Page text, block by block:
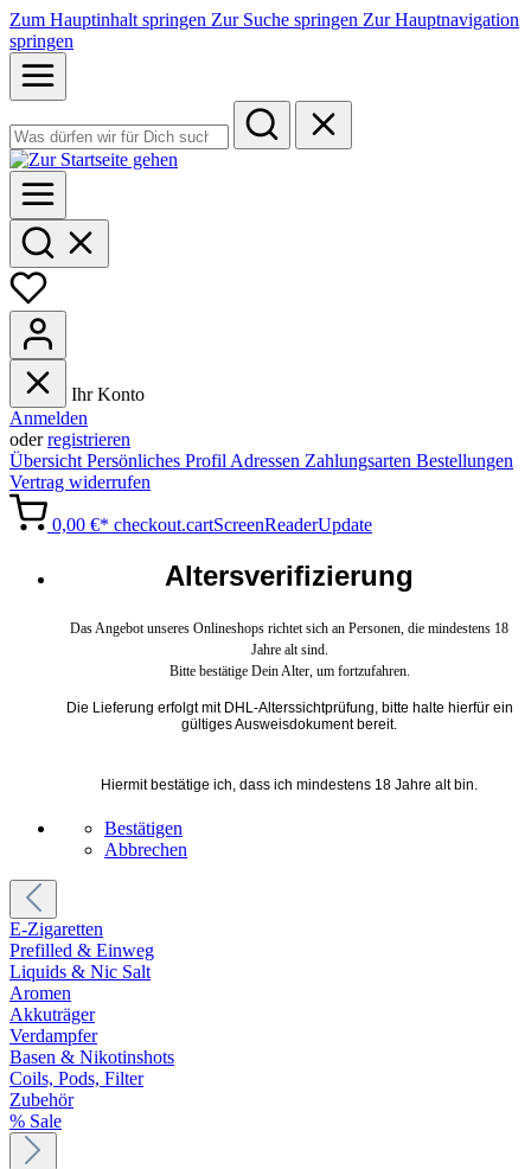
Zum Hauptinhalt springen Zur Suche springen Zur Hauptnavigation
springen
Ihr Konto
Anmelden
oderregistrieren
Übersicht Persönliches Profil Adressen Zahlungsarten Bestellungen
Vertrag widerrufen
0,00 €* checkout.cartScreenReaderUpdate
Altersverifizierung
Das Angebot unseres Onlineshops richtet sich an Personen, die mindestens 18
Jahre alt sind.
Bitte bestätige Dein Alter, um fortzufahren.
Die Lieferung erfolgt mit DHL-Alterssichtprüfung, bitte halte hierfür ein
gültiges Ausweisdokument bereit.
Hiermit bestätige ich, dass ich mindestens 18 Jahre alt bin.
Bestätigen
Abbrechen
E-Zigaretten
Prefilled & Einweg
Liquids & Nic Salt
Aromen
Akkuträger
Verdampfer
Basen & Nikotinshots
Coils, Pods, Filter
Zubehör
% Sale